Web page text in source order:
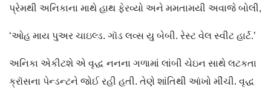
પ્રેમથી અનિકાના માથે હાથ ફેરવ્યો અને મમતામયી અવાજે બોલી,
‘ઓહ માય પુઅર ચાઇલ્ડ. ગૉડ લવ્સ યુ બેબી. રેસ્ટ વેલ સ્વીટ હાર્ટ.’
અનિકા એકીટશે એ વૃદ્ધ નનના ગળામાં લાંબી ચેઇન સાથે લટકતા
ક્રૉસના પેન્ડન્ટને જોઈ રહી હતી. તેણે શાંતિથી આંખો મીંચી. વૃદ્ધ